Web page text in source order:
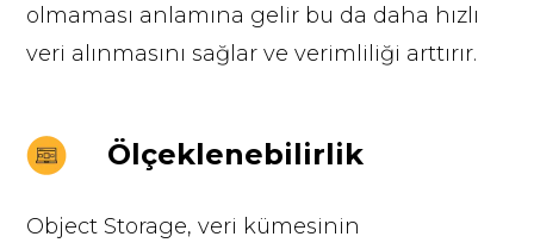
olmaması anlamına gelir bu da daha hızlı
veri alınmasını sağlar ve verimliliği arttırır.
Ölçeklenebilirlik
Object Storage, veri kümesinin